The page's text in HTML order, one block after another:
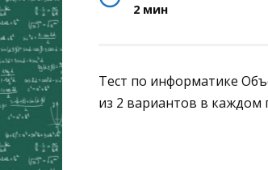
2 мин
Тест по информатике
из 2 вариантов в каждом